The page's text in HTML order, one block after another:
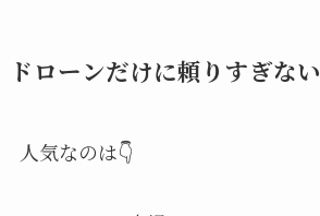
ドローンだけに頼りすぎない
人気なのは👇